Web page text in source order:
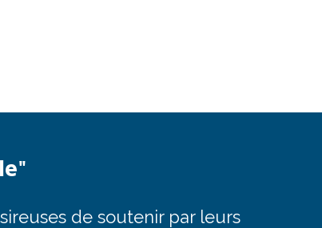
de soutenir par leurs